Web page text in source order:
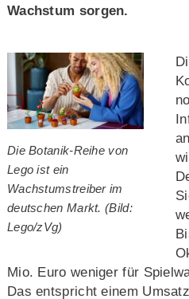
Wachstum sorgen.
Die Botanik-Reihe von
Lego ist ein
Wachstumstreiber im
deutschen Markt. (Bild:
Lego/zVg)
Mio. Euro weniger für
Das entspricht einem